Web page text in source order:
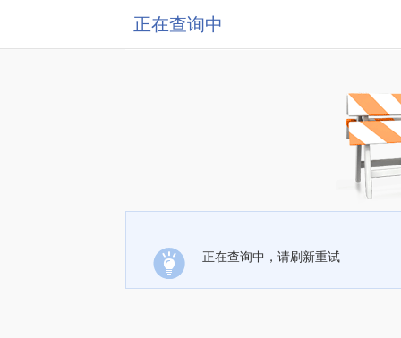
正在查询中
正在查询中，请刷新重试